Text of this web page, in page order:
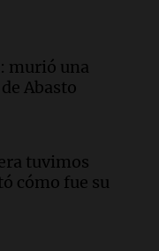
de luz en
con subas de
de 2026
en
Mendoza
murió una
Abasto
tuvimos
cómo fue su